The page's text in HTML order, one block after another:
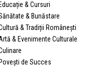
Educație & Cursuri
& Bunăstare
& Tradiții Românești
& Evenimente Culturale
Povești de Succes